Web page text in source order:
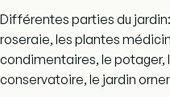
Différentes parties du
roseraie, les plantes
condimentaires, le potager,
conservatoire, le jardin